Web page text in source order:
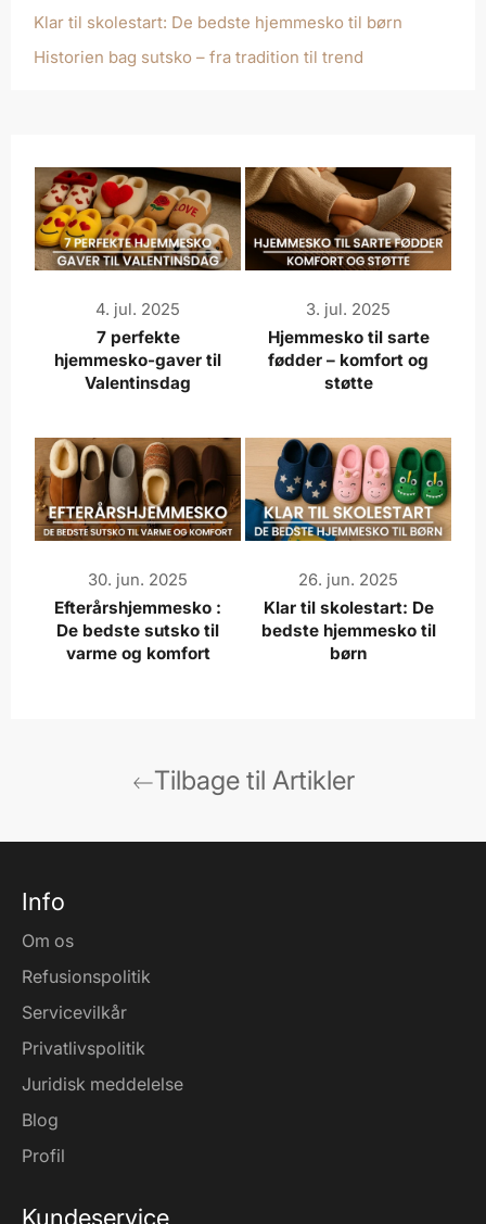
Klar til skolestart: De bedste hjemmesko til børn
Historien bag sutsko – fra tradition til trend
4. jul. 2025
7 perfekte
hjemmesko-gaver til
Valentinsdag
3. jul. 2025
Hjemmesko til sarte
fødder – komfort og
støtte
30. jun. 2025
Efterårshjemmesko :
De bedste sutsko til
varme og komfort
26. jun. 2025
Klar til skolestart: De
bedste hjemmesko til
børn
Tilbage til Artikler
Info
Om os
Refusionspolitik
Servicevilkår
Privatlivspolitik
Juridisk meddelelse
Blog
Profil
Kundeservice